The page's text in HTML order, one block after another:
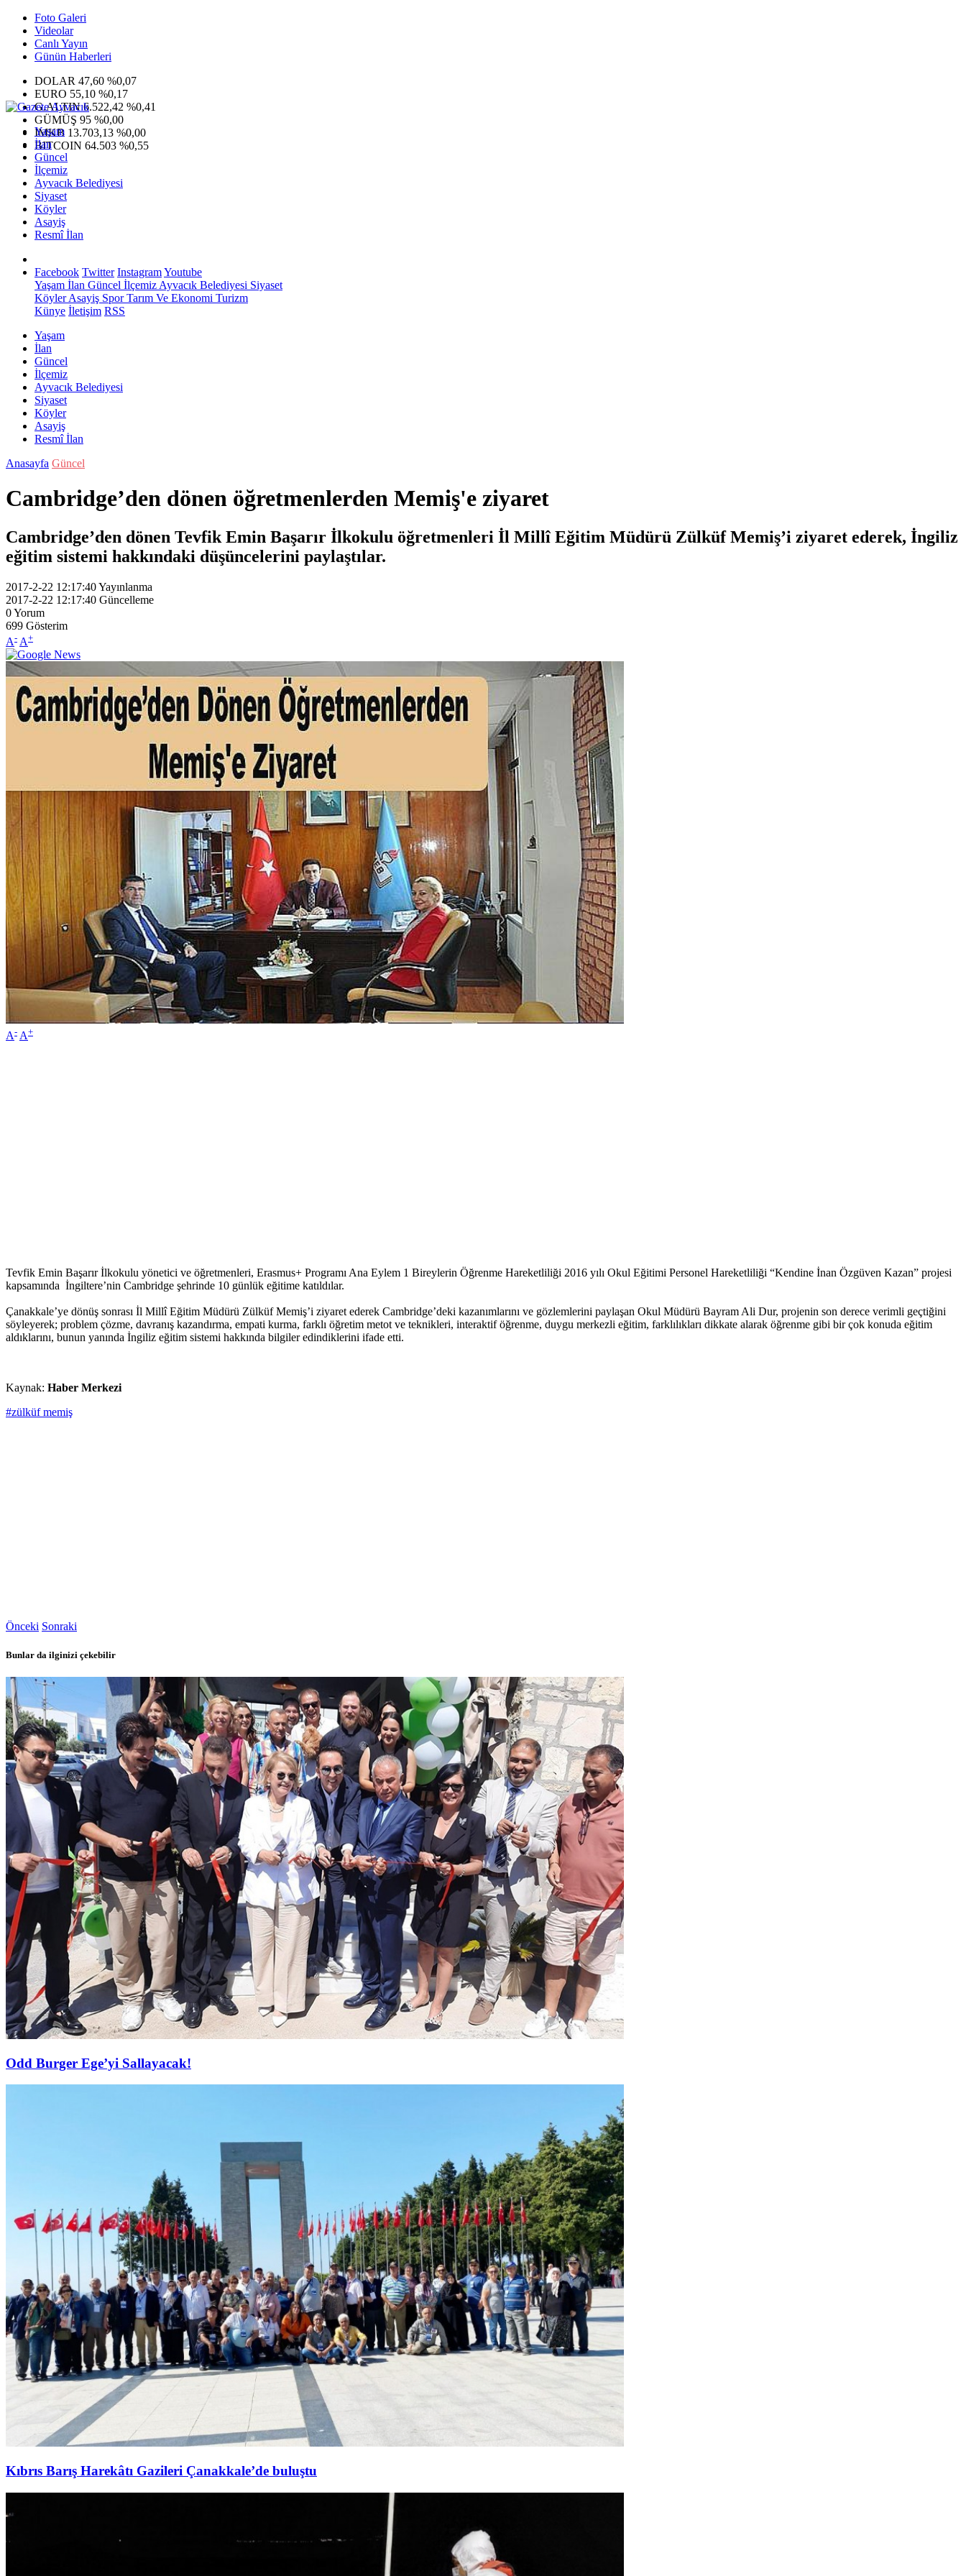
Foto Galeri
Videolar
Canlı Yayın
Günün Haberleri
DOLAR 47,60 %0,07
EURO 55,10 %0,17
G.ALTIN6.522,42 %0,41
GÜMÜŞ 95 %0,00
IMKB 13.703,13 %0,00
BITCOIN 64.503 %0,55
Yaşam
İlan
Güncel
İlçemiz
Ayvacık Belediyesi
Siyaset
Köyler
Asayiş
Resmî İlan
Facebook Twitter InstagramYoutube
Yaşam İlan Güncel İlçemiz Ayvacık Belediyesi Siyaset
KöylerAsayiş SporTarım Ve Ekonomi Turizm
Künye İletişim RSS
Yaşam
İlan
Güncel
İlçemiz
Ayvacık Belediyesi
Siyaset
Köyler
Asayiş
Resmî İlan
Anasayfa Güncel
Cambridge’den dönen öğretmenlerden Memiş'e ziyaret
Cambridge’den dönen Tevfik Emin Başarır İlkokulu öğretmenleri İl Millî Eğitim Müdürü Zülküf Memiş’i ziyaret ederek, İngiliz
eğitim sistemi hakkındaki düşüncelerini paylaştılar.
2017-2-22 12:17:40Yayınlanma
2017-2-22 12:17:40 Güncelleme
0Yorum
699 Gösterim
A- A+
A- A+
Tevfik Emin Başarır İlkokulu yönetici ve öğretmenleri, Erasmus+ Programı Ana Eylem 1 Bireylerin Öğrenme Hareketliliği 2016 yılı Okul Eğitimi Personel Hareketliliği “Kendine İnan Özgüven Kazan” projesi
kapsamında İngiltere’nin Cambridge şehrinde 10 günlük eğitime katıldılar.
Çanakkale’ye dönüş sonrası İl Millî Eğitim Müdürü Zülküf Memiş’i ziyaret ederek Cambridge’deki kazanımlarını ve gözlemlerini paylaşan Okul Müdürü Bayram Ali Dur, projenin son derece verimli geçtiğini
söyleyerek; problem çözme, davranış kazandırma, empati kurma, farklı öğretim metot ve teknikleri, interaktif öğrenme, duygu merkezli eğitim, farklılıkları dikkate alarak öğrenme gibi bir çok konuda eğitim
aldıklarını, bunun yanında İngiliz eğitim sistemi hakkında bilgiler edindiklerini ifade etti.
Kaynak: Haber Merkezi
#zülküf memiş
Önceki Sonraki
Bunlar da ilginizi çekebilir
Odd Burger Ege’yi Sallayacak!
Kıbrıs Barış Harekâtı Gazileri Çanakkale’de buluştu